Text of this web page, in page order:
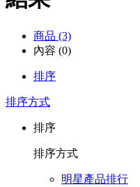
商品 (3)
內容 (0)
排序
排序方式
排序
排序方式
明星產品排行